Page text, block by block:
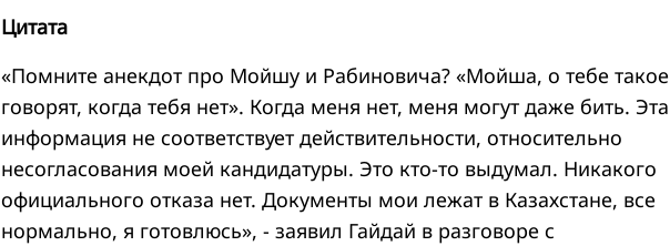
Цитата
«Помните анекдот про Мойшу и Рабиновича? «Мойша, о тебе такое
говорят, когда тебя нет». Когда меня нет, меня могут даже бить. Эта
информация не соответствует действительности, относительно
несогласования моей кандидатуры. Это кто-то выдумал. Никакого
официального отказа нет. Документы мои лежат в Казахстане, все
нормально, я готовлюсь», - заявил Гайдай в разговоре с